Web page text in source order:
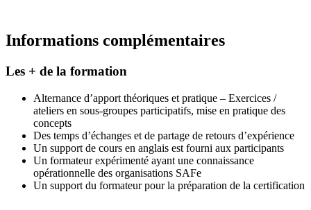
Informations complémentaires
Les + de la formation
Alternance d’apport théoriques et pratique – Exercices /
ateliers en sous-groupes participatifs, mise en pratique des
concepts
Des temps d’échanges et de partage de retours d’expérience
Un support de cours en anglais est fourni aux participants
Un formateur expérimenté ayant une connaissance
opérationnelle des organisations SAFe
Un support du formateur pour la préparation de la certification